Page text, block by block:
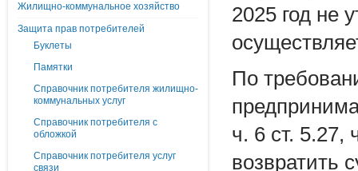
Жилищно-коммунальное хозяйство
Защита прав потребителей
Буклеты
Памятки
Справочник потребителя жилищно-
коммунальных услуг
Справочник потребителя с
обложкой
Справочник потребителя услуг
связи
2025 год не
По
ч. 6 ст. 5.27,
возвратить